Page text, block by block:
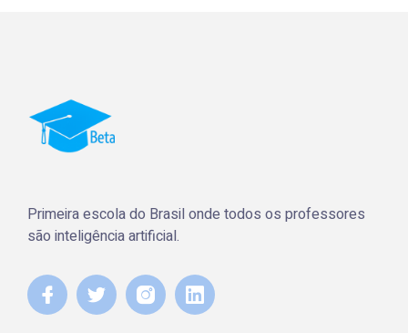
Primeira escola do Brasil onde todos os professores
são inteligência artificial.